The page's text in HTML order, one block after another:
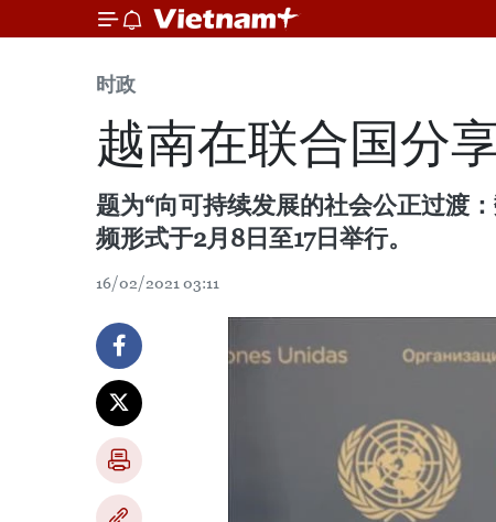
时政
越南在联合国分
题为“向可持续发展的社会公正过渡
频形式于2月8日至17日举行。
16/02/2021 03:11